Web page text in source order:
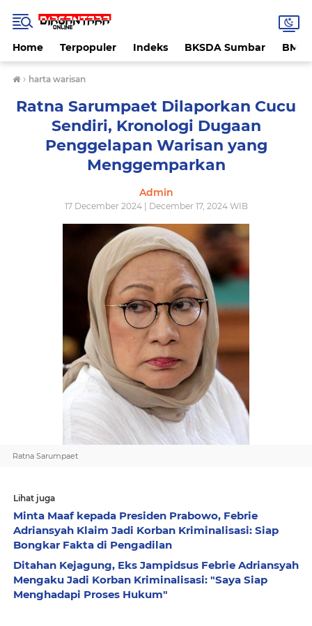
Home Terpopuler Indeks BKSDA Sumbar
› harta warisan
Ratna Sarumpaet Dilaporkan Cucu
Sendiri, Kronologi Dugaan
Penggelapan Warisan yang
Menggemparkan
Admin
17 December 2024 | December 17, 2024 WIB
Ratna Sarumpaet
Lihat juga
Minta Maaf kepada Presiden Prabowo, Febrie
Adriansyah Klaim Jadi Korban Kriminalisasi: Siap
Bongkar Fakta di Pengadilan
Ditahan Kejagung, Eks Jampidsus Febrie Adriansyah
Mengaku Jadi Korban Kriminalisasi: "Saya Siap
Menghadapi Proses Hukum"